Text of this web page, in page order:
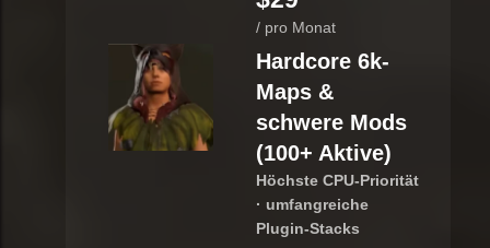
/ pro Monat
Hardcore 6k-
Maps &
schwere Mods
(100+ Aktive)
Höchste CPU-Priorität
· umfangreiche
Plugin-Stacks